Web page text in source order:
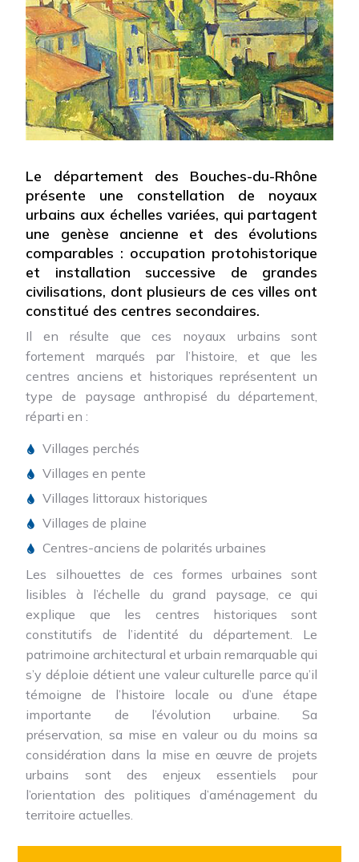
Le département des Bouches-du-Rhône
présente une constellation de noyaux
urbains aux échelles variées, qui partagent
une genèse ancienne et des évolutions
comparables : occupation protohistorique
et installation successive de grandes
civilisations, dont plusieurs de ces villes ont
constitué des centres secondaires.
Il en résulte que ces noyaux urbains sont
fortement marqués par l’histoire, et que les
centres anciens et historiques représentent un
type de paysage anthropisé du département,
réparti en :
Villages perchés
Villages en pente
Villages littoraux historiques
Villages de plaine
Centres-anciens de polarités urbaines
Les silhouettes de ces formes urbaines sont
lisibles à l’échelle du grand paysage, ce qui
explique que les centres historiques sont
constitutifs de l’identité du département. Le
patrimoine architectural et urbain remarquable qui
s’y déploie détient une valeur culturelle parce qu’il
témoigne de l’histoire locale ou d’une étape
importante de l’évolution urbaine. Sa
préservation, sa mise en valeur ou du moins sa
considération dans la mise en œuvre de projets
urbains sont des enjeux essentiels pour
l’orientation des politiques d’aménagement du
territoire actuelles.